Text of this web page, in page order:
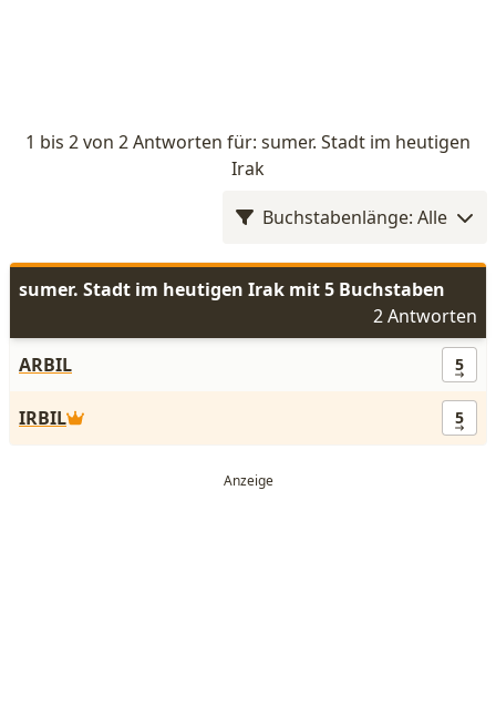
1 bis 2 von 2 Antworten für: sumer. Stadt im heutigen
Irak
Buchstabenlänge: Alle
sumer. Stadt im heutigen Irak mit 5 Buchstaben
2 Antworten
ARBIL
5
IRBIL 5